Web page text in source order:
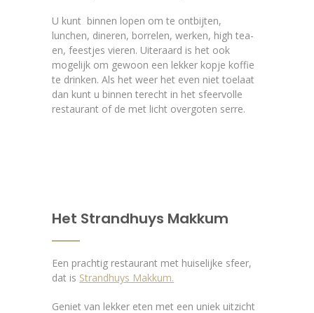
U kunt binnen lopen om te ontbijten,
lunchen, dineren, borrelen, werken, high tea-
en, feestjes vieren. Uiteraard is het ook
mogelijk om gewoon een lekker kopje koffie
te drinken. Als het weer het even niet toelaat
dan kunt u binnen terecht in het sfeervolle
restaurant of de met licht overgoten serre.
Het Strandhuys Makkum
Een prachtig restaurant met huiselijke sfeer,
dat is Strandhuys Makkum.
Geniet van lekker eten met een uniek uitzicht